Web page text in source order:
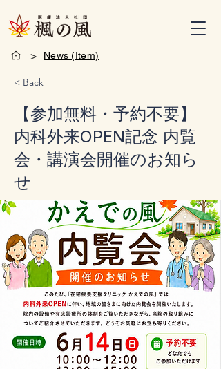
> News (Item)
< Back
【参加無料・予約不要】
内科外来OPEN記念 内覧
会・講演会開催のお知ら
せ